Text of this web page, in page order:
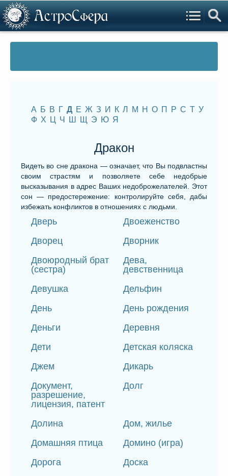
А Б В Г Д Е Ж З И К Л М Н О П Р С Т У
Ф Х Ц Ч Ш Щ Э Ю Я
Дракон
Видеть во сне дракона — означает, что Вы подвластны
своим страстям и позволяете себе недобрые
высказывания в адрес Ваших недоброжелателей. Этот
сон — предостережение: контролируйте себя, дабы
избежать конфликтов в отношениях с людьми.
Дверь
Двоеженство
Дворец
Дворник
Двоюродный брат
(сестра)
Дева,
девственница
Девушка
Дельфин
День
День рождения
Деньги
Деревня
Дети
Детская коляска
Джем
Дикарь
Документ,
разрешение,
лицензия, патент
Долг
Долина
Дом, жилье
Домашняя птица
Домино (игра)
Дорога
Доска